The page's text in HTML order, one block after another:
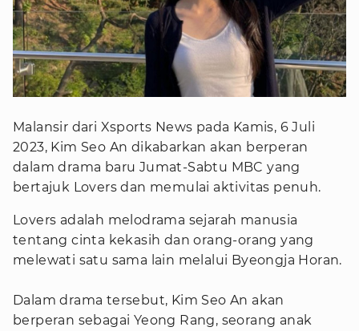
Malansir dari Xsports News pada Kamis, 6 Juli
2023, Kim Seo An dikabarkan akan berperan
dalam drama baru Jumat-Sabtu MBC yang
bertajuk Lovers dan memulai aktivitas penuh.
Lovers adalah melodrama sejarah manusia
tentang cinta kekasih dan orang-orang yang
melewati satu sama lain melalui Byeongja Horan.
Dalam drama tersebut, Kim Seo An akan
berperan sebagai Yeong Rang, seorang anak